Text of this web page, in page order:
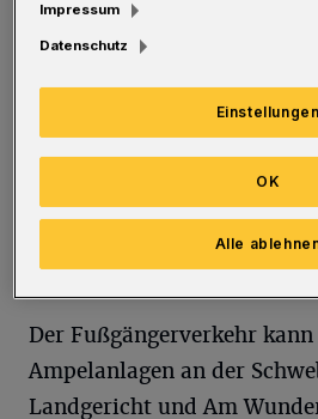
In Richtung Barmen wird
Umleitung über die
ausgeschildert. Der
Hofkamp in Richtung
Wupperbrücke am Eiland
dort aus über das
anderen Wupperseite in
Hünefeldstraße umgeleitet.
Der Fußgängerverkehr
Ampelanlagen an der
Landgericht und Am
Impressum
Datenschutz
Einstellungen
Alle
OK